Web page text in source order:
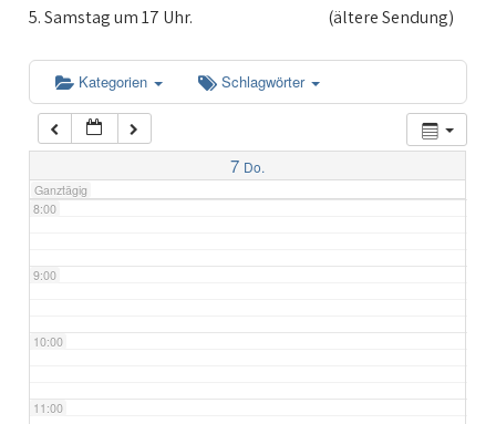
5. Samstag um 17 Uhr.
(ältere Sendung)
Kategorien Schlagwörter
7 Do.
Ganztägig
5:00
6:00
7:00
8:00
9:00
10:00
11:00